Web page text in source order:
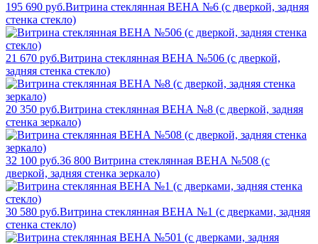
195 690 руб.Витрина стеклянная ВЕНА №6 (с дверкой, задняя
стенка стекло)
21 670 руб.Витрина стеклянная ВЕНА №506 (с дверкой,
задняя стенка стекло)
20 350 руб.Витрина стеклянная ВЕНА №8 (с дверкой, задняя
стенка зеркало)
32 100 руб.36 800 Витрина стеклянная ВЕНА №508 (с
дверкой, задняя стенка зеркало)
30 580 руб.Витрина стеклянная ВЕНА №1 (с дверками, задняя
стенка стекло)